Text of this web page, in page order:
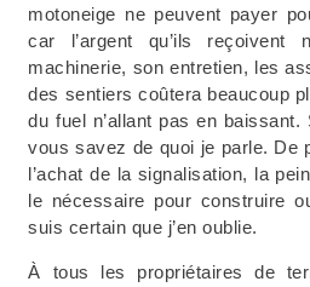
motoneige ne peuvent payer
car l’argent qu’ils
machinerie, son entretien, les
des sentiers coûtera beaucoup
du fuel n’allant pas en
vous savez de quoi je parle. De
l’achat de la signalisation, la
le nécessaire pour construire
suis certain que j’en oublie.
À tous les propriétaires de